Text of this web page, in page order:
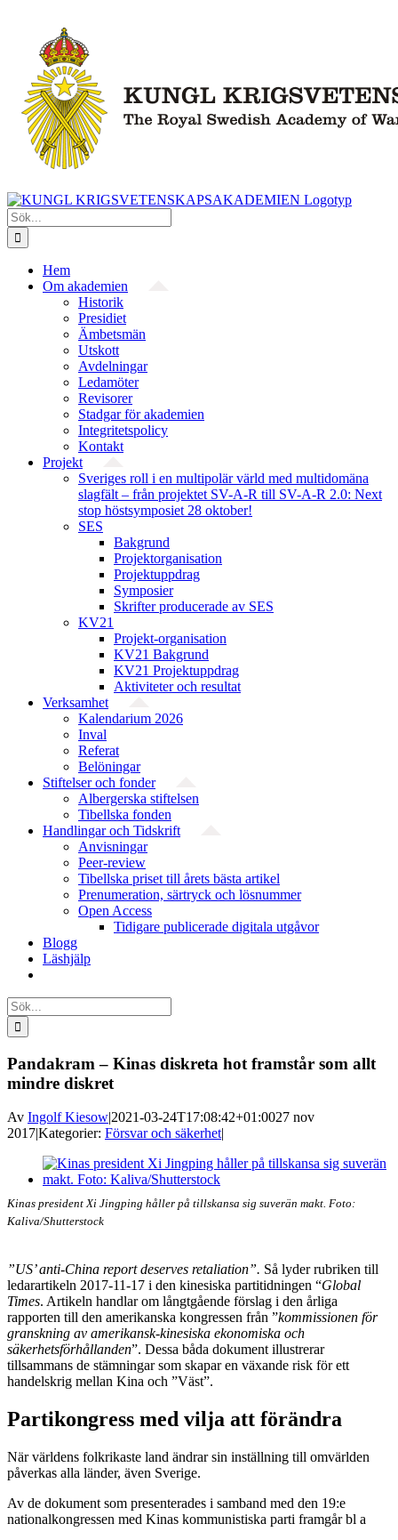
innehållet
Sök
efter:
Hem
Om akademien
Historik
Presidiet
Ämbetsmän
Utskott
Avdelningar
Ledamöter
Revisorer
Stadgar för akademien
Integritetspolicy
Kontakt
Projekt
Sveriges roll i en multipolär värld med multidomäna
slagfält – från projektet SV-A-R till SV-A-R 2.0: Next
stop höstsymposiet 28 oktober!
SES
Bakgrund
Projekt­organisation
Projektuppdrag
Symposier
Skrifter producerade av SES
KV21
Projekt-organisation
KV21 Bakgrund
KV21 Projektuppdrag
Aktiviteter och resultat
Verksamhet
Kalendarium 2026
Inval
Referat
Belöningar
Stiftelser och fonder
Albergerska stiftelsen
Tibellska fonden
Handlingar och Tidskrift
Anvisningar
Peer-review
Tibellska priset till årets bästa artikel
Prenumeration, särtryck och lösnummer
Open Access
Tidigare publicerade digitala utgåvor
Blogg
Läshjälp
Sök
efter:
Pandakram – Kinas diskreta hot framstår som allt
mindre diskret
Av Ingolf Kiesow|2021-03-24T17:08:42+01:0027 nov
2017|Kategorier: Försvar och säkerhet|
Visa
större
Kinas president Xi Jingping håller på tillskansa sig suverän makt. Foto:
Kaliva/Shutterstock
”US’ anti-China report deserves retaliation”. Så lyder rubriken till
ledarartikeln 2017-11-17 i den kinesiska partitidningen “Global
Times. Artikeln handlar om långtgående förslag i den årliga
rapporten till den amerikanska kongressen från ”kommissionen för
granskning av amerikansk-kinesiska ekonomiska och
säkerhetsförhållanden”. Dessa båda dokument illustrerar
tillsammans de stämningar som skapar en växande risk för ett
handelskrig mellan Kina och ”Väst”.
Partikongress med vilja att förändra
När världens folkrikaste land ändrar sin inställning till omvärlden
påverkas alla länder, även Sverige.
Av de dokument som presenterades i samband med den 19:e
nationalkongressen med Kinas kommunistiska parti framgår bl a